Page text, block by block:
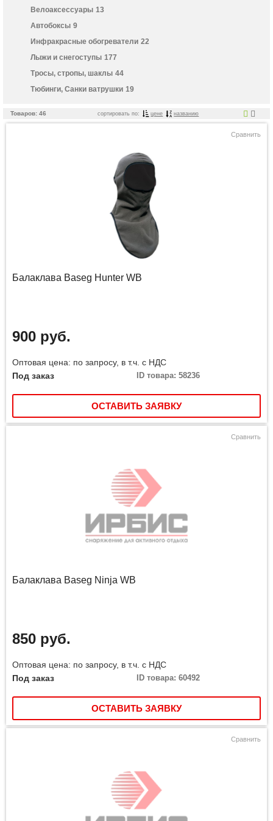
Велоаксессуары 13
Автобоксы 9
Инфракрасные обогреватели 22
Лыжи и снегоступы 177
Тросы, стропы, шаклы 44
Тюбинги, Санки ватрушки 19
Товаров: 46 сортировать по: цене названию
Сравнить
Балаклава Baseg Hunter WB
900 руб.
Оптовая цена: по запросу, в т.ч. с НДС
Под заказ
ID товара: 58236
ОСТАВИТЬ ЗАЯВКУ
Сравнить
Балаклава Baseg Ninja WB
850 руб.
Оптовая цена: по запросу, в т.ч. с НДС
Под заказ
ID товара: 60492
ОСТАВИТЬ ЗАЯВКУ
Сравнить